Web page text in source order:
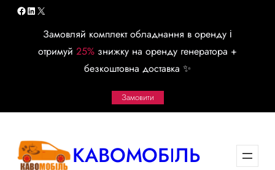
Перейти
содержимому
Facebook
LinkedIn
X
Замовляй комплект обладнання в оренду і
отримуй 25% знижку на оренду генератора +
безкоштовна доставка ✨
Замовити
КАВОМОБІЛЬ